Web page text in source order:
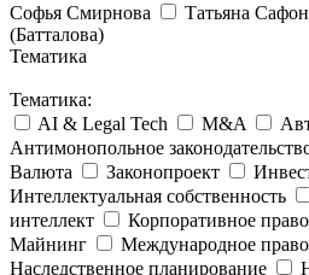
Софья Смирнова
Татьяна
(Батталова)
Тематика
Тематика:
AI & Legal Tech
M&A
Антимонопольное
Валюта
Законопроект
Интеллектуальная собственность
интеллект
Корпоративное право
Майнинг
Международное право
Наследственное планирование